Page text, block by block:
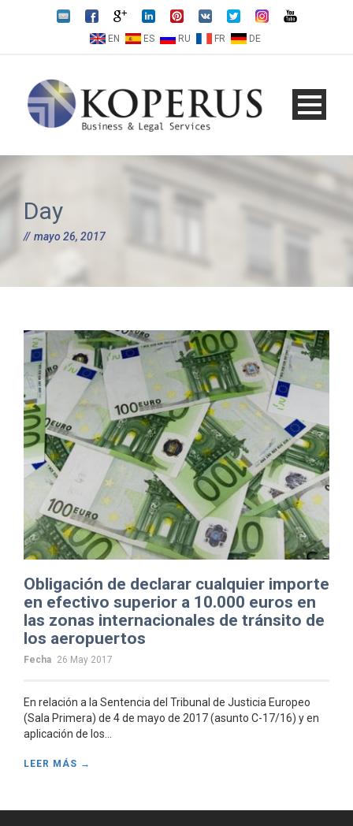
EN ES RU FR DE
Day
mayo 26, 2017
Obligación de declarar cualquier importe
en efectivo superior a 10.000 euros en
las zonas internacionales de tránsito de
los aeropuertos
Fecha 26 May 2017
En relación a la Sentencia del Tribunal de Justicia Europeo
(Sala Primera) de 4 de mayo de 2017 (asunto C-17/16) y en
aplicación de los...
LEER MÁS →